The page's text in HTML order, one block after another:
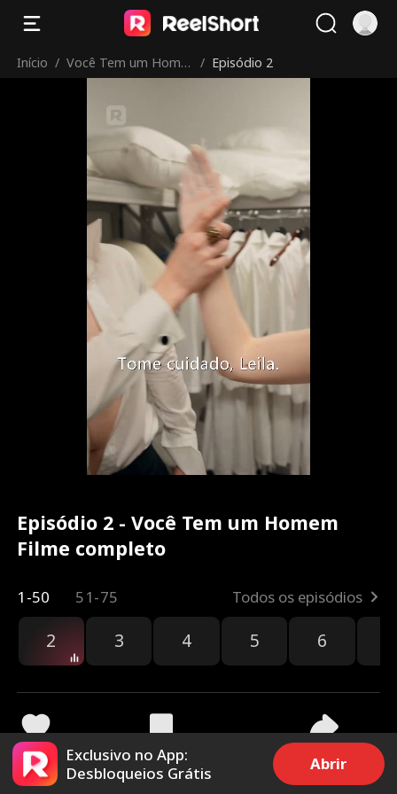
Início / Você Tem um Home
/ Episódio 2
Episódio 2 - Você Tem um Homem
Filme completo
1-50 51-75 Todos os episódios
2 3 4 5 6
7.4k 93.9k Compartilhar
Exclusivo no App:
Desbloqueios Grátis
Abrir